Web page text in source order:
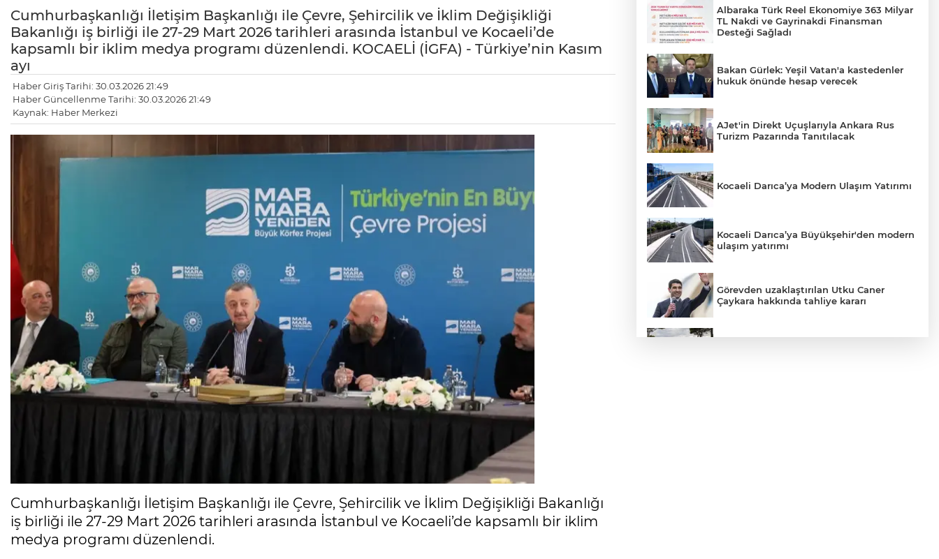
Cumhurbaşkanlığı İletişim Başkanlığı ile Çevre, Şehircilik ve İklim Değişikliği
Bakanlığı iş birliği ile 27-29 Mart 2026 tarihleri arasında İstanbul ve Kocaeli’de
kapsamlı bir iklim medya programı düzenlendi. KOCAELİ (İGFA) - Türkiye’nin Kasım
ayı
Haber Giriş Tarihi: 30.03.2026 21:49
Haber Güncellenme Tarihi: 30.03.2026 21:49
Kaynak: Haber Merkezi
Cumhurbaşkanlığı İletişim Başkanlığı ile Çevre, Şehircilik ve İklim Değişikliği Bakanlığı
iş birliği ile 27-29 Mart 2026 tarihleri arasında İstanbul ve Kocaeli’de kapsamlı bir iklim
medya programı düzenlendi.
Albaraka Türk Reel Ekonomiye 363 Milyar
TL Nakdi ve Gayrinakdi Finansman
Desteği Sağladı
Bakan Gürlek: Yeşil Vatan'a kastedenler
hukuk önünde hesap verecek
AJet'in Direkt Uçuşlarıyla Ankara Rus
Turizm Pazarında Tanıtılacak
Kocaeli Darıca’ya Modern Ulaşım Yatırımı
Kocaeli Darıca’ya Büyükşehir'den modern
ulaşım yatırımı
Görevden uzaklaştırılan Utku Caner
Çaykara hakkında tahliye kararı